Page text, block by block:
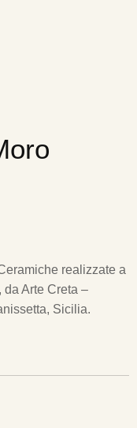
realizzate a
da Arte Creta –
Sicilia.